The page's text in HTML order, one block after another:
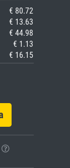
€ 80.72
€ 13.63
€ 44.98
€ 1.13
€ 16.15